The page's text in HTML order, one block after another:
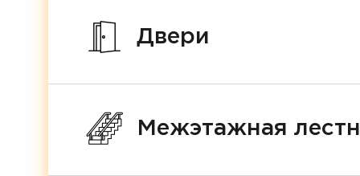
Двери
Межэтажная